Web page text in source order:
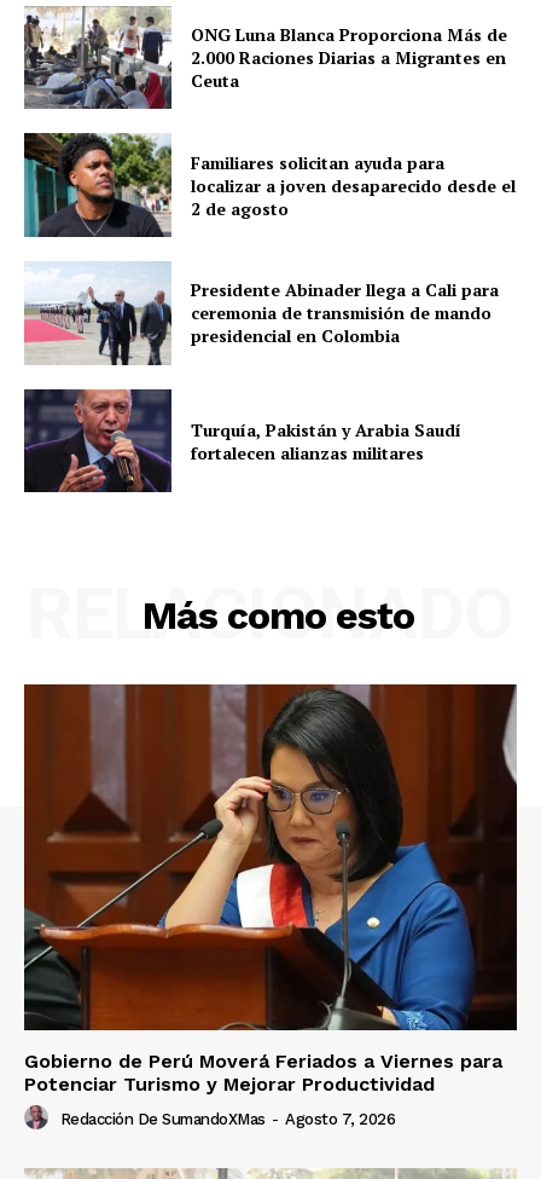
ONG Luna Blanca Proporciona Más de
2.000 Raciones Diarias a Migrantes en
Ceuta
Familiares solicitan ayuda para
localizar a joven desaparecido desde el
2 de agosto
Presidente Abinader llega a Cali para
ceremonia de transmisión de mando
presidencial en Colombia
Turquía, Pakistán y Arabia Saudí
fortalecen alianzas militares
Más como esto
RELACIONADO
Gobierno de Perú Moverá Feriados a Viernes para
Potenciar Turismo y Mejorar Productividad
Redacción De SumandoXMas - Agosto 7, 2026